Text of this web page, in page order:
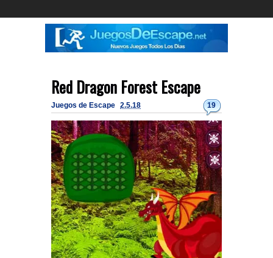
Red Dragon Forest Escape
19
Juegos de Escape 2.5.18